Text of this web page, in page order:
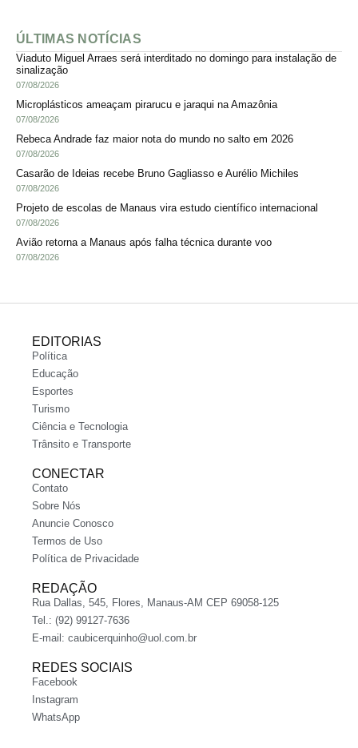
ÚLTIMAS NOTÍCIAS
Viaduto Miguel Arraes será interditado no domingo para instalação de
sinalização
07/08/2026
Microplásticos ameaçam pirarucu e jaraqui na Amazônia
07/08/2026
Rebeca Andrade faz maior nota do mundo no salto em 2026
07/08/2026
Casarão de Ideias recebe Bruno Gagliasso e Aurélio Michiles
07/08/2026
Projeto de escolas de Manaus vira estudo científico internacional
07/08/2026
Avião retorna a Manaus após falha técnica durante voo
07/08/2026
EDITORIAS
Política
Educação
Esportes
Turismo
Ciência e Tecnologia
Trânsito e Transporte
CONECTAR
Contato
Sobre Nós
Anuncie Conosco
Termos de Uso
Política de Privacidade
REDAÇÃO
Rua Dallas, 545, Flores, Manaus-AM CEP 69058-125
Tel.: (92) 99127-7636
E-mail: caubicerquinho@uol.com.br
REDES SOCIAIS
Facebook
Instagram
WhatsApp